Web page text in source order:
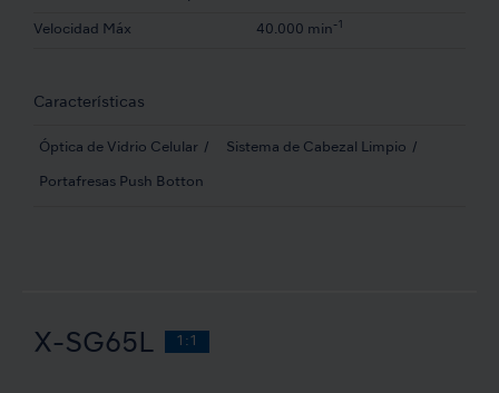
Velocidad Máx 40.000 min -1
Características
Óptica de Vidrio Celular Sistema de Cabezal Limpio
Portafresas Push Botton
X-SG65L 1:1